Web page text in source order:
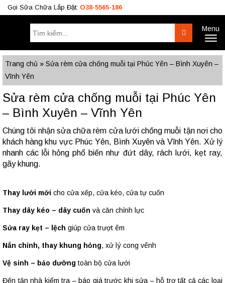
Gọi Sữa Chữa Lắp Đặt: O38-5565-186
Tìm
kiếm:
SearchMenu
Công Trình BÁO GIÁ RÈM Tư Vấn
O933.OO6.OO9
Trang chủ » Sửa rèm cửa chống muỗi tại Phúc Yên – Bình Xuyên –
Vĩnh Yên
Sửa rèm cửa chống muỗi tại Phúc Yên
– Bình Xuyên – Vĩnh Yên
Chúng tôi nhận sửa chữa rèm cửa lưới chống muỗi tận nơi cho
khách hàng khu vực Phúc Yên, Bình Xuyên và Vĩnh Yên. Xử lý
nhanh các lỗi hỏng phổ biến như đứt dây, rách lưới, kẹt ray,
gãy khung.
Thay lưới mới cho cửa xếp, cửa kéo, cửa tự cuốn
Thay dây kéo – dây cuốn và căn chỉnh lực
Sửa ray kẹt – lệch giúp cửa trượt êm
Nắn chỉnh, thay khung hỏng, xử lý cong vênh
Vệ sinh – bảo dưỡng toàn bộ cửa lưới
Đến tận nhà kiểm tra – báo giá trước khi sửa – hỗ trợ tất cả các loại